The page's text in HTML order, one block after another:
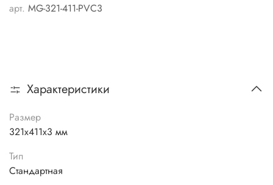
арт. MG-321-411-PVC3
Характеристики
Размер
321х411х3 мм
Тип
Стандартная